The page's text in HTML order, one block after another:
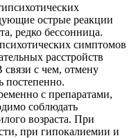
острые реакции
редко бессонница.
симптомов
расстройств
связи с чем, отмену
постепенно.
с препаратами,
соблюдать
возраста. При
при гипокалиемии и